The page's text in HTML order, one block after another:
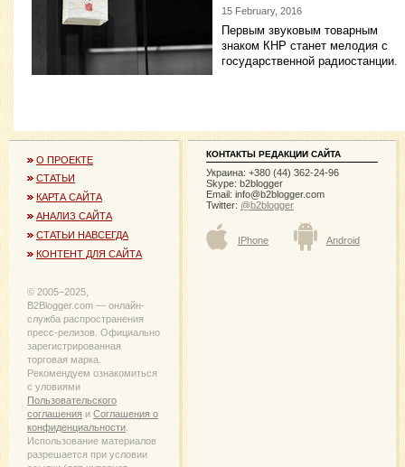
15 February, 2016
Первым звуковым товарным
знаком КНР станет мелодия с
государственной радиостанции.
О ПРОЕКТЕ
СТАТЬИ
КАРТА САЙТА
АНАЛИЗ САЙТА
СТАТЬИ НАВСЕГДА
КОНТЕНТ ДЛЯ САЙТА
© 2005−2025,
B2Blogger.com — онлайн-
служба распространения
пресс-релизов. Официально
зарегистрированная
торговая марка.
Рекомендуем ознакомиться
с уловиями
Пользовательского
соглашения и Соглашения о
конфиденциальности
Использование материалов
разрешается при условии
КОНТАКТЫ РЕДАКЦИИ САЙТА
Украина: +380 (44) 362-24-96
Skype: b2blogger
Email: info@b2blogger.com
Twitter: @b2blogger
IPhone Android